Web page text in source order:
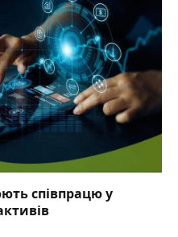
співпрацю у